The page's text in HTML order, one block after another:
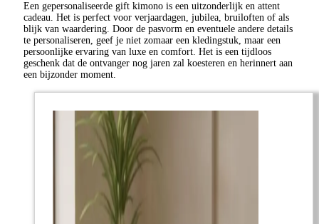
Een gepersonaliseerde gift kimono is een uitzonderlijk en attent
cadeau. Het is perfect voor verjaardagen, jubilea, bruiloften of als
blijk van waardering. Door de pasvorm en eventuele andere details
te personaliseren, geef je niet zomaar een kledingstuk, maar een
persoonlijke ervaring van luxe en comfort. Het is een tijdloos
geschenk dat de ontvanger nog jaren zal koesteren en herinnert aan
een bijzonder moment.